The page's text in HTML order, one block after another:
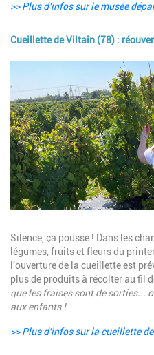
>> Plus d'infos sur le musée
Cueillette de Viltain (78) :
Description
Silence, ça pousse ! Dans les
légumes, fruits et fleurs du
l'ouverture de la cueillette est
plus de produits à récolter au fil
que les fraises sont de sorties...
aux enfants !
>> Plus d'infos sur la cueillette